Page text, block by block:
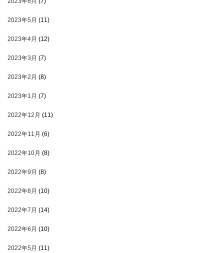
2023年5月 (11)
2023年4月 (12)
2023年3月 (7)
2023年2月 (8)
2023年1月 (7)
2022年12月 (11)
2022年11月 (6)
2022年10月 (8)
2022年9月 (8)
2022年8月 (10)
2022年7月 (14)
2022年6月 (10)
2022年5月 (11)